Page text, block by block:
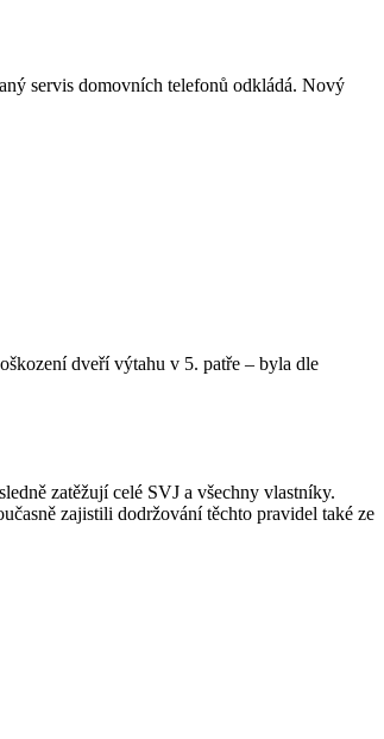
servis domovních telefonů odkládá. Nový
dveří výtahu v 5. patře – byla dle
zatěžují celé SVJ a všechny vlastníky.
zajistili dodržování těchto pravidel také ze